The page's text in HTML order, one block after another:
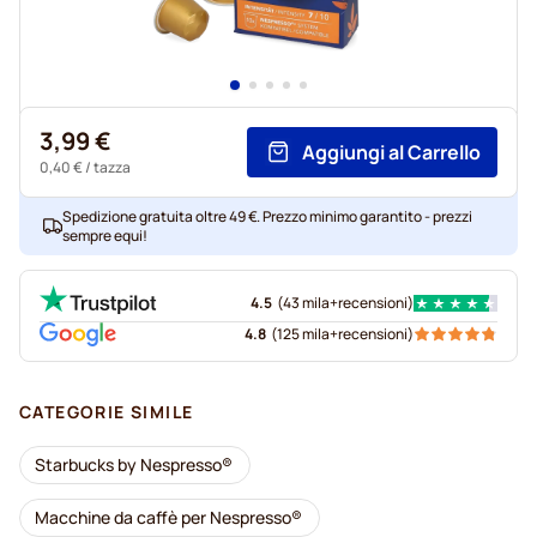
3,99 €
0,40 €/ tazza
Aggiungi al Carrello
Spedizione gratuita oltre 49 €. Prezzo minimo garantito - prezzi
sempre equi!
4.5 (43 mila+recensioni)
4.8 (125 mila+recensioni)
CATEGORIE SIMILE
Starbucks by Nespresso®
Macchine da caffè per Nespresso®